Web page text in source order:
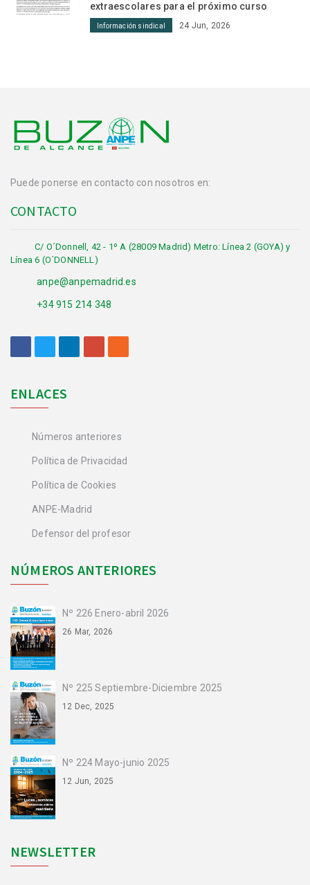
extraescolares para el próximo curso
Información sindical 24 Jun, 2026
Puede ponerse en contacto con nosotros en:
CONTACTO
C/ O´Donnell, 42 - 1º A (28009 Madrid) Metro: Línea 2 (GOYA) y
Línea 6 (O´DONNELL)
anpe@anpemadrid.es
+34 915 214 348
ENLACES
Números anteriores
Política de Privacidad
Política de Cookies
ANPE-Madrid
Defensor del profesor
NÚMEROS ANTERIORES
Nº 226 Enero-abril 2026
26 Mar, 2026
Nº 225 Septiembre-Diciembre 2025
12 Dec, 2025
Nº 224 Mayo-junio 2025
12 Jun, 2025
NEWSLETTER